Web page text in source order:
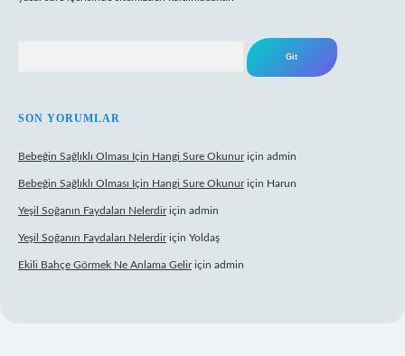
SON YORUMLAR
Bebeğin Sağlıklı Olması Için Hangi Sure Okunuriçin admin
Bebeğin Sağlıklı Olması Için Hangi Sure Okunuriçin Harun
Yeşil Soğanın Faydaları Nelerdiriçin admin
Yeşil Soğanın Faydaları Nelerdiriçin Yoldaş
Ekili Bahçe Görmek Ne Anlama Geliriçin admin